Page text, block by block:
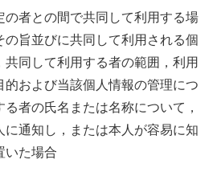
の者との間で共同して利用する場
の旨並びに共同して利用される個
共同して利用する者の範囲，利用
的および当該個人情報の管理につ
る者の氏名または名称について，
に通知し，または本人が容易に知
いた場合